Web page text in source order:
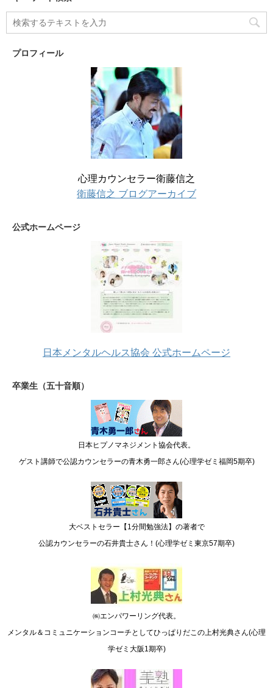
プロフィール
心理カウンセラー衛藤信之
衛藤信之 ブログアーカイブ
公式ホームページ
日本メンタルヘルス協会 公式ホームページ
卒業生（五十音順）
日本ヒプノマネジメント協会代表。
ゲスト講師で公認カウンセラーの青木勇一郎さん(心理学ゼミ福岡5期卒)
大ベストセラー【1分間勉強法】の著者で
公認カウンセラーの石井貴士さん！(心理学ゼミ東京57期卒)
㈱エンパワーリング代表。
メンタル＆コミュニケーションコーチとしてひっぱりだこの上村光典さん(心理
学ゼミ大阪1期卒)